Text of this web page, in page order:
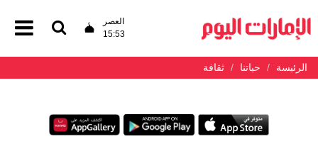
العصر
15:53
الرئيسة حياتنا ثقافة